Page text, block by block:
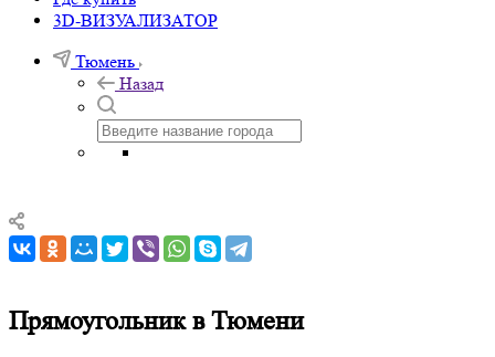
3D-ВИЗУАЛИЗАТОР
Тюмень
Назад
Прямоугольник в Тюмени